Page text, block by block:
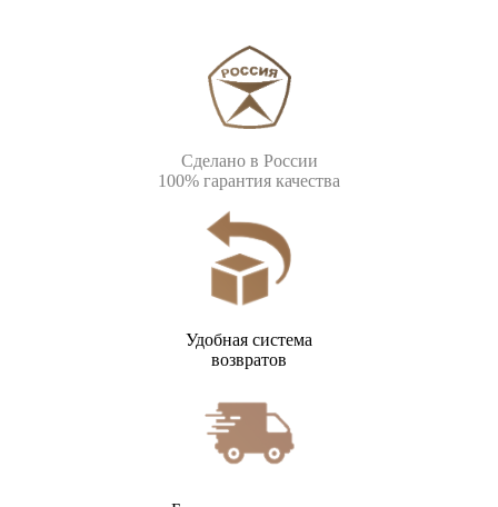
Сделано в России
100% гарантия качества
Удобная система
возвратов